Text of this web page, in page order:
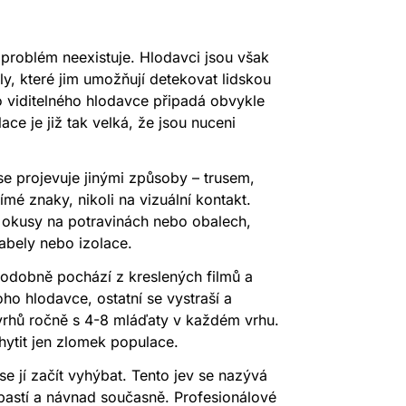
neexistuje. Hlodavci jsou však
které jim umožňují detekovat lidskou
viditelného hlodavce připadá obvykle
je již tak velká, že jsou nuceni
projevuje jinými způsoby – trusem,
znaky, nikoli na vizuální kontakt.
na potravinách nebo obalech,
nebo izolace.
pochází z kreslených filmů a
hlodavce, ostatní se vystraší a
ročně s 4-8 mláďaty v každém vrhu.
jen zlomek populace.
jí začít vyhýbat. Tento jev se nazývá
a návnad současně. Profesionálové